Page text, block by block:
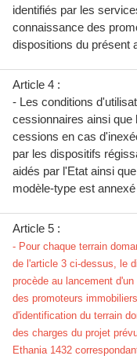
identifiés par les
connaissance des
dispositions du présent
Article 4 :
- Les conditions
cessionnaires ainsi que
cessions en cas
par les dispositifs
aidés par l'Etat ainsi
modèle-type est
Article 5 :
- Pour chaque terrain
de l'article 3 ci-dessus, le
procède au lancement
des promoteurs
d'identification du terrain
des charges du projet
Ethania 1432